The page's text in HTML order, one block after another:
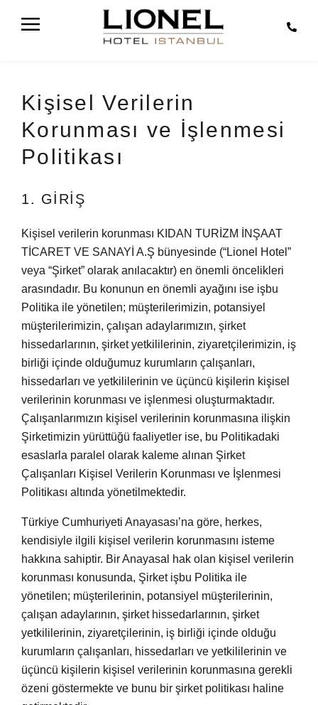
KIŞISEL VERILERIN KORUNMASI VE İŞLENMESI POLITIKASI
Kişisel Verilerin
Korunması ve İşlenmesi
Politikası
1. GİRİŞ
Kişisel verilerin korunması KIDAN TURİZM İNŞAAT
TİCARET VE SANAYİ A.Ş bünyesinde (“Lionel Hotel”
veya “Şirket” olarak anılacaktır) en önemli öncelikleri
arasındadır. Bu konunun en önemli ayağını ise işbu
Politika ile yönetilen; müşterilerimizin, potansiyel
müşterilerimizin, çalışan adaylarımızın, şirket
hissedarlarının, şirket yetkililerinin, ziyaretçilerimizin, iş
birliği içinde olduğumuz kurumların çalışanları,
hissedarları ve yetkililerinin ve üçüncü kişilerin kişisel
verilerinin korunması ve işlenmesi oluşturmaktadır.
Çalışanlarımızın kişisel verilerinin korunmasına ilişkin
Şirketimizin yürüttüğü faaliyetler ise, bu Politikadaki
esaslarla paralel olarak kaleme alınan Şirket
Çalışanları Kişisel Verilerin Korunması ve İşlenmesi
Politikası altında yönetilmektedir.
Türkiye Cumhuriyeti Anayasası’na göre, herkes,
kendisiyle ilgili kişisel verilerin korunmasını isteme
hakkına sahiptir. Bir Anayasal hak olan kişisel verilerin
korunması konusunda, Şirket işbu Politika ile
yönetilen; müşterilerinin, potansiyel müşterilerinin,
çalışan adaylarının, şirket hissedarlarının, şirket
yetkililerinin, ziyaretçilerinin, iş birliği içinde olduğu
kurumların çalışanları, hissedarları ve yetkililerinin ve
üçüncü kişilerin kişisel verilerinin korunmasına gerekli
özeni göstermekte ve bunu bir şirket politikası haline